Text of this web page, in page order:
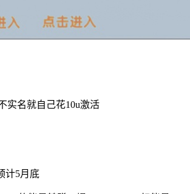
实名就自己花10u激活
计5月底